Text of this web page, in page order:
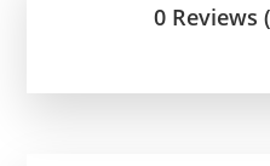
0 Reviews